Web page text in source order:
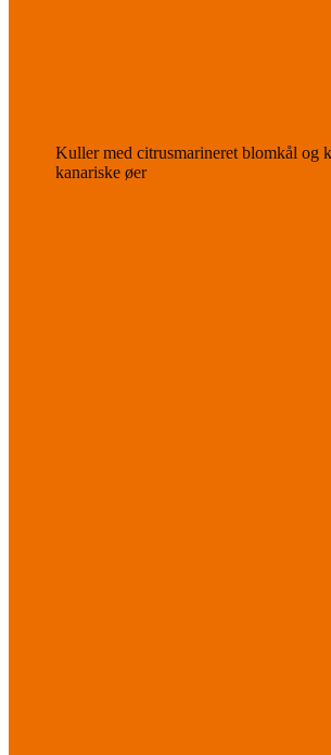
Kuller med citrusmarineret blomkål og
kanariske øer